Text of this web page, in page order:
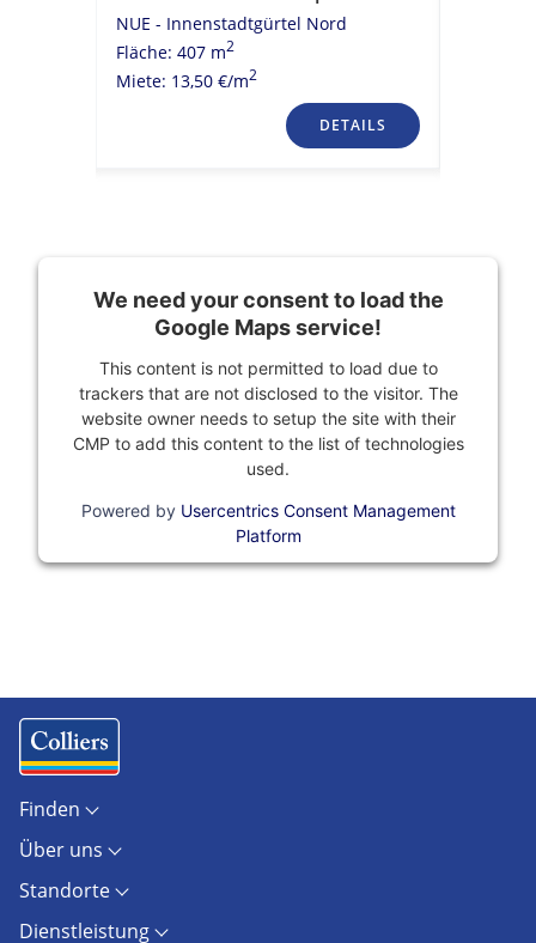
NUE - Innenstadtgürtel Nord
Fläche: 407 m2
Miete: 13,50 €/m2
DETAILS
We need your consent to load the
Google Maps service!
This content is not permitted to load due to
trackers that are not disclosed to the visitor. The
website owner needs to setup the site with their
CMP to add this content to the list of technologies
used.
Powered by Usercentrics Consent Management
Platform
Finden
Standorte
Immobilienlexikon
AGB
Über uns
Unternehmen
Presse
Standorte
Dresden
Dienstleistung